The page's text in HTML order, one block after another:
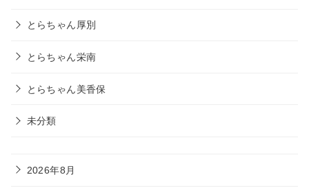
とらちゃん厚別
とらちゃん栄南
とらちゃん美香保
未分類
2026年8月